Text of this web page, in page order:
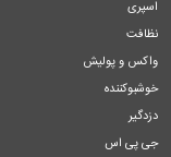
اسپری
نظافت
واکس و پولیش
خوشبوکننده
دزدگیر
جی پی اس